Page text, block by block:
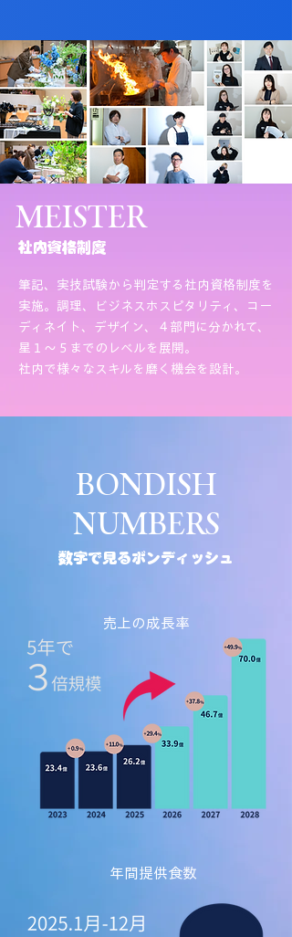
MEISTER
​社内資格制度
筆記、実技試験から判定する社内資格制度を
実施。調理、ビジネスホスピタリティ、コー
ディネイト、デザイン、４部門に分かれて、
星１〜５までのレベルを展開。
​社内で様々なスキルを磨く機会を設計。
数字で見るボンディッシュ
BONDISH
NUMBERS
売上の成長率
​年間提供食数